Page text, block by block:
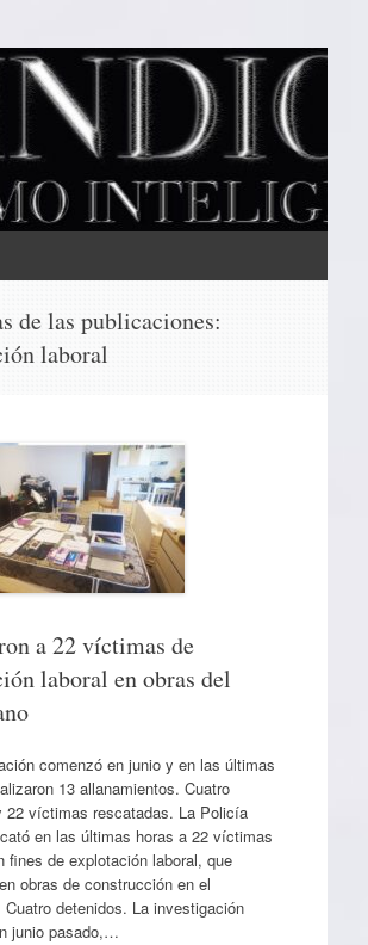
de las publicaciones:
laboral
a 22 víctimas de
laboral en obras del
comenzó en junio y en las últimas
13 allanamientos. Cuatro
22 víctimas rescatadas. La Policía
en las últimas horas a 22 víctimas
fines de explotación laboral, que
obras de construcción en el
Cuatro detenidos. La investigación
junio pasado,…